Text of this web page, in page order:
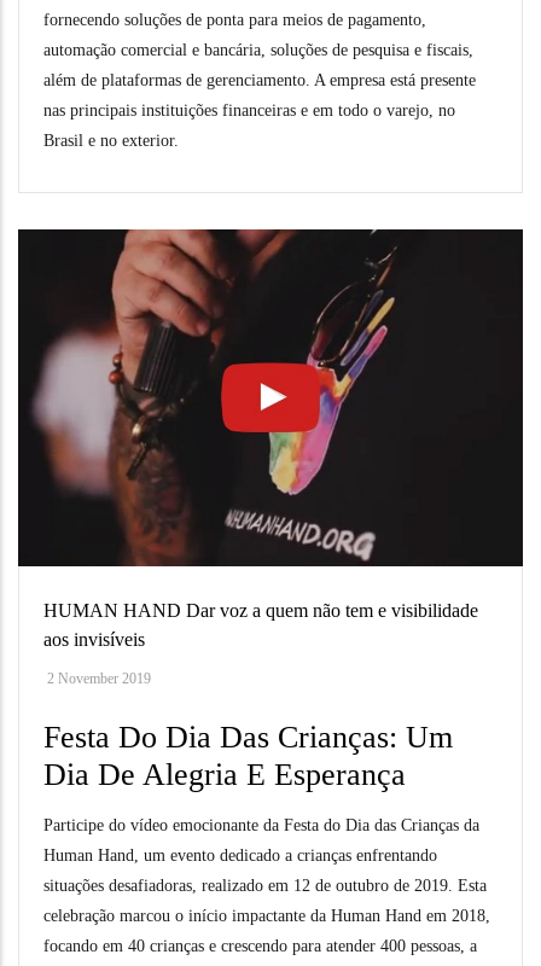
fornecendo soluções de ponta para meios de pagamento,
automação comercial e bancária, soluções de pesquisa e fiscais,
além de plataformas de gerenciamento. A empresa está presente
nas principais instituições financeiras e em todo o varejo, no
Brasil e no exterior.
HUMAN HAND Dar voz a quem não tem e visibilidade
aos invisíveis
2 November 2019
Festa Do Dia Das Crianças: Um
Dia De Alegria E Esperança
Participe do vídeo emocionante da Festa do Dia das Crianças da
Human Hand, um evento dedicado a crianças enfrentando
situações desafiadoras, realizado em 12 de outubro de 2019. Esta
celebração marcou o início impactante da Human Hand em 2018,
focando em 40 crianças e crescendo para atender 400 pessoas, a